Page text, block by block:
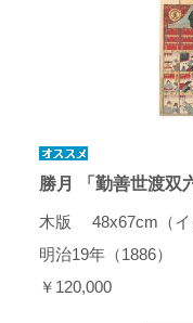
勝月 「勤善世渡双
木版 48x67cm（
明治19年（1886）
￥120,000